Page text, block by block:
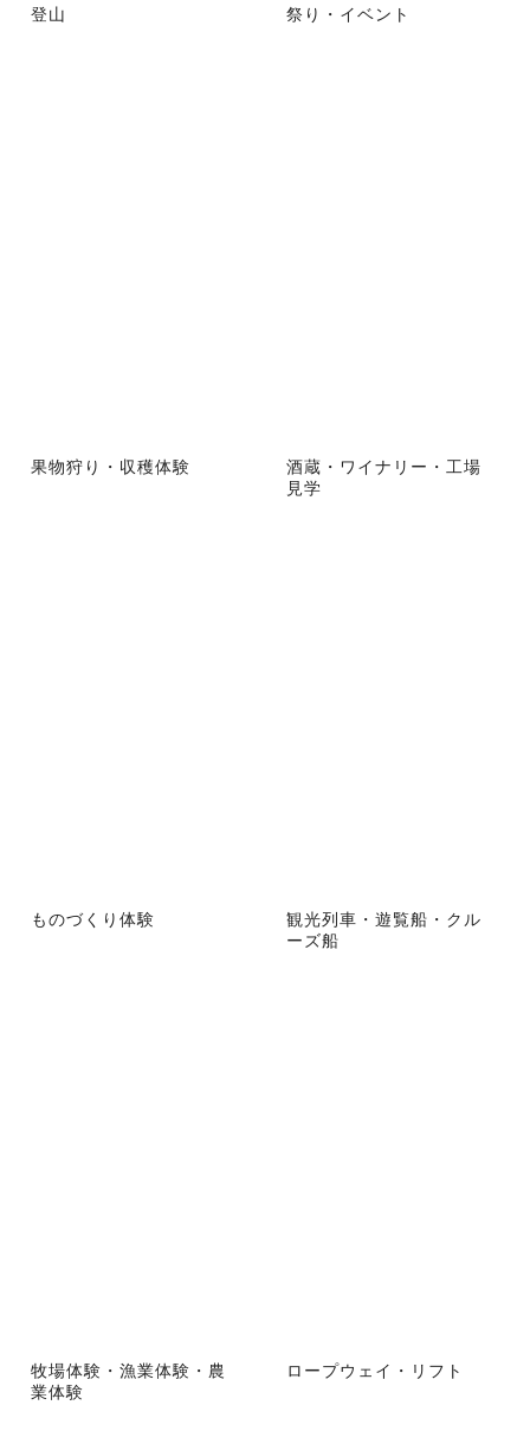
登山 祭り・イベント
果物狩り・収穫体験
酒蔵・ワイナリー・工場
見学
ものづくり体験
観光列車・遊覧船・クル
ーズ船
牧場体験・漁業体験・農
業体験
ロープウェイ・リフト